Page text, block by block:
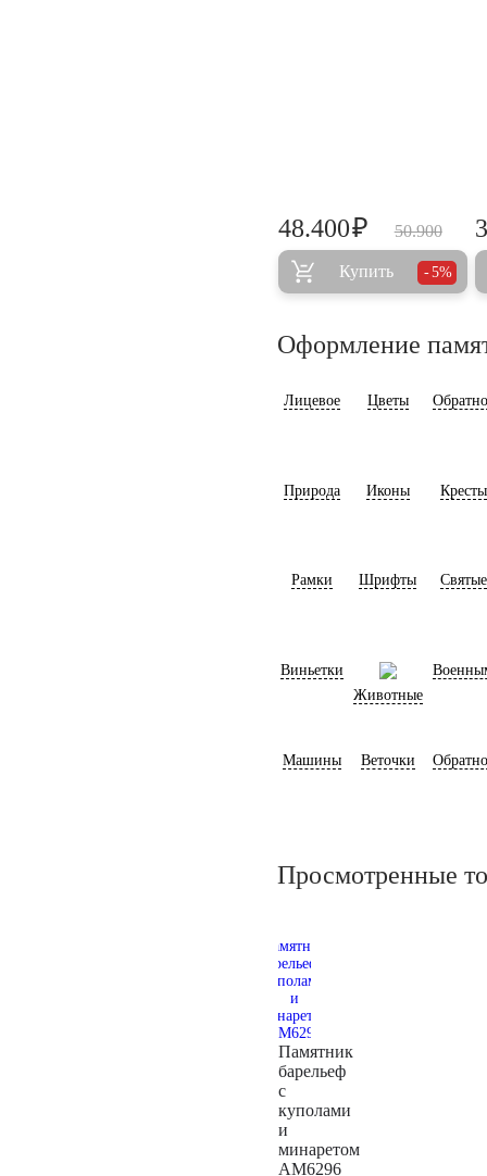
50.900
48.400₽
Купить 5%
Оформление
Лицевое Цветы
Природа Иконы Кресты
Рамки Шрифты Святые
Виньетки
Животные
Машины Веточки
Просмотренные
Памятник
барельеф
с
куполами
и
минаретом
AM6296